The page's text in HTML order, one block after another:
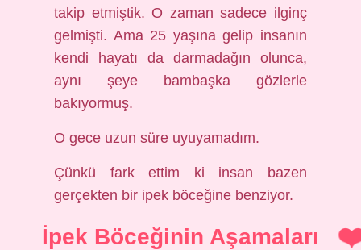
takip etmiştik. O zaman sadece ilginç
gelmişti. Ama 25 yaşına gelip insanın
kendi hayatı da darmadağın olunca,
aynı şeye bambaşka gözlerle
bakıyormuş.
O gece uzun süre uyuyamadım.
Çünkü fark ettim ki insan bazen
gerçekten bir ipek böceğine benziyor.
İpek Böceğinin Aşamaları